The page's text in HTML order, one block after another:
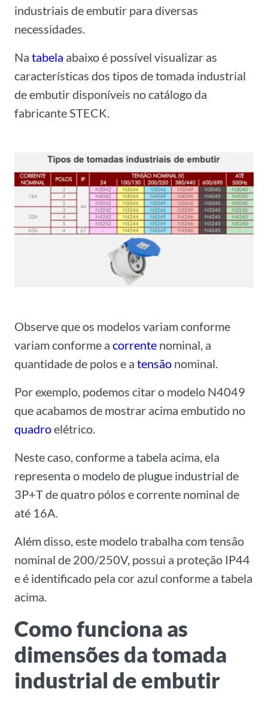
industriais de embutir para diversas
necessidades.
Na tabela abaixo é possível visualizar as
características dos tipos de tomada industrial
de embutir disponíveis no catálogo da
fabricante STECK.
Observe que os modelos variam conforme
variam conforme a corrente nominal, a
quantidade de polos e a tensão nominal.
Por exemplo, podemos citar o modelo N4049
que acabamos de mostrar acima embutido no
quadroelétrico.
Neste caso, conforme a tabela acima, ela
representa o modelo de plugue industrial de
3P+T de quatro pólos e corrente nominal de
até 16A.
Além disso, este modelo trabalha com tensão
nominal de 200/250V, possui a proteção IP44
e é identificado pela cor azul conforme a tabela
acima.
Como funciona as
dimensões da tomada
industrial de embutir